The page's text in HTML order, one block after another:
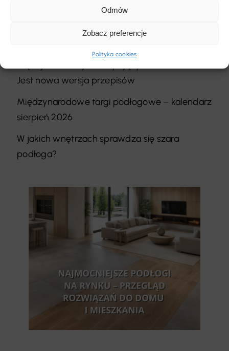
Odmów
Zobacz preferencje
Polityka cookies
Jasna wykładzina w salonie? Tak, ale pod
Jest nowa wersja przepisów
Międzynarodowe targi podłogowe – kalendarz
sierpień 2026
W jakich wnętrzach sprawdza się szara
podłoga?